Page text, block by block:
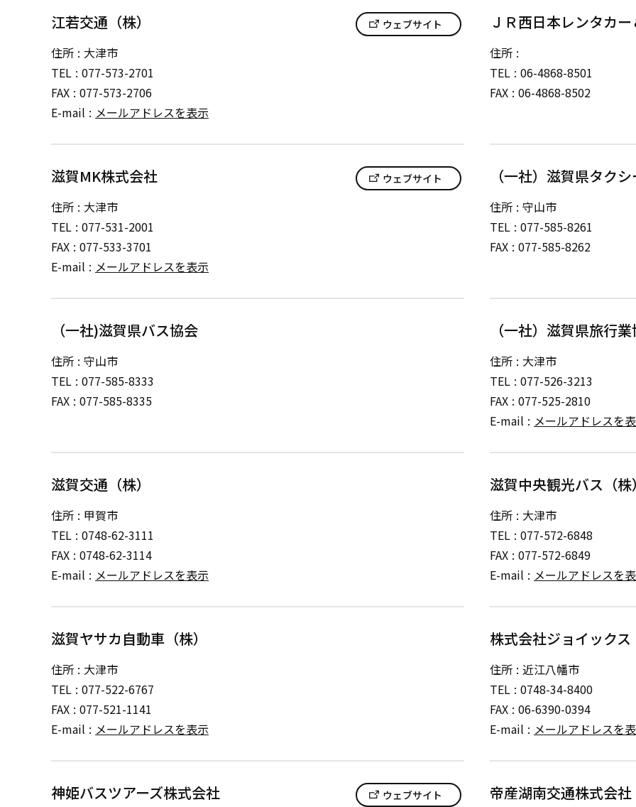
江若交通（株）
住所
大津市
TEL 077-573-2701
FAX 077-573-2706
E-mail
メールアドレスを表示
ウェブサイト ＪＲ西日本レンタカ
住所
TEL 06-4868-8501
FAX 06-4868-8502
滋賀MK株式会社
住所
大津市
TEL 077-531-2001
FAX 077-533-3701
E-mail
メールアドレスを表示
ウェブサイト （一社）滋賀県タク
住所 守山市
TEL 077-585-8261
FAX 077-585-8262
（一社)滋賀県バス協会
住所 守山市
TEL 077-585-8333
FAX 077-585-8335
（一社）滋賀県旅行
住所
大津市
TEL 077-526-3213
FAX 077-525-2810
E-mail
メールアドレスを
滋賀交通（株）
住所
甲賀市
TEL 0748-62-3111
FAX 0748-62-3114
E-mail
メールアドレスを表示
滋賀中央観光バス（株）
住所
大津市
TEL 077-572-6848
FAX 077-572-6849
E-mail
メールアドレスを
滋賀ヤサカ自動車（株）
住所
大津市
TEL 077-522-6767
FAX 077-521-1141
E-mail
メールアドレスを表示
株式会社ジョイック
住所 近江八幡市
TEL 0748-34-8400
FAX 06-6390-0394
E-mail
メールアドレスを
神姫バスツアーズ株式会社 ウェブサイト 帝産湖南交通株式会社